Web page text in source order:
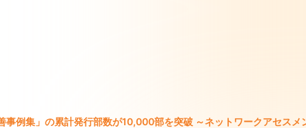
事例集」の累計発行部数が10,000部を突破 ～ネットワークアセス